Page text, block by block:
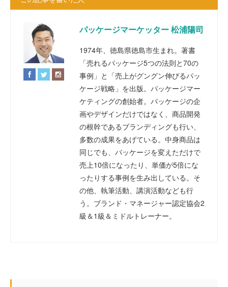
パッケージマーケッター 松浦陽司
1974年、徳島県徳島市生まれ。著書
「売れるパッケージ5つの法則と70の
事例」と「売上がグングン伸びるパッ
ケージ戦略」を出版。パッケージマー
ケティングの創始者。パッケージの企
画やデザインだけではなく、商品開発
の根幹であるブランディングも行い、
多数の成果をあげている。中身商品は
同じでも、パッケージを変えただけで
売上10倍になったり、単価が5倍にな
ったりする事例を生み出している。そ
の他、執筆活動、講演活動なども行
う。ブランド・マネージャー認定協会2
級＆1級＆ミドルトレーナー。